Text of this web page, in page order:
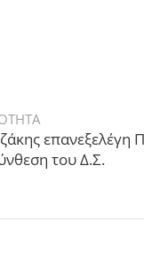
επανεξελέγη
του Δ.Σ.